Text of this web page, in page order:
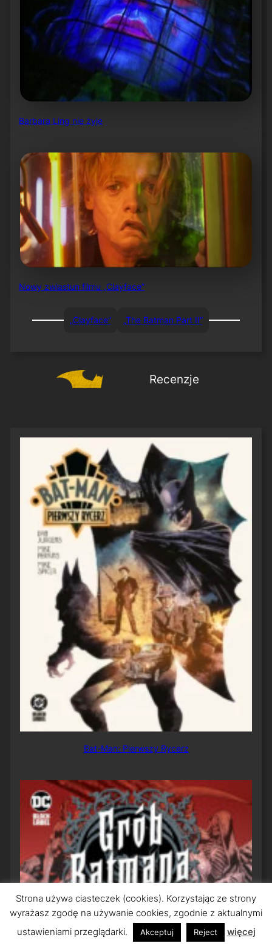
Barbara Ling nie żyje
Nowy zwiastun filmu „Clayface”
„Clayface” „The Batman Part II”
Recenzje
Bat-Man: Pierwszy Rycerz
Strona używa ciasteczek (cookies). Korzystając ze strony
wyrażasz zgodę na używanie cookies, zgodnie z aktualnymi
ustawieniami przeglądarki.
Akceptuj Reject więcej